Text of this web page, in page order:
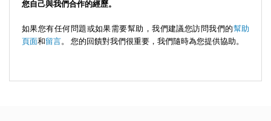
您自己與我們合作的經歷。
如果您有任何問題或如果需要幫助，我們建議您訪問我們的幫助
頁面和留言。 您的回饋對我們很重要，我們隨時為您提供協助。